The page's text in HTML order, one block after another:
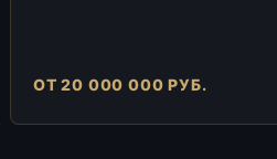
ОТ 20 000 000 РУБ.